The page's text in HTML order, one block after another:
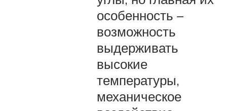
особенность –
возможность
выдерживать
высокие
температуры,
механическое